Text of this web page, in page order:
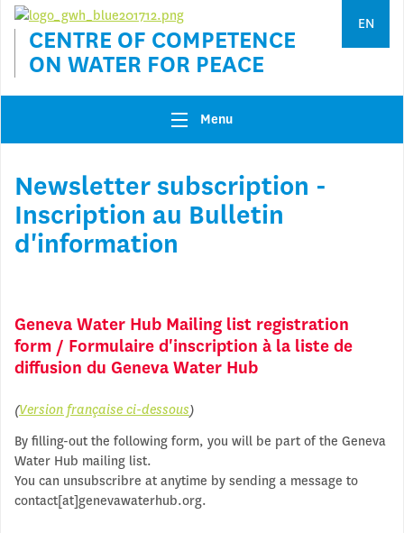
Jump to navigation
CENTRE OF COMPETENCE
ON WATER FOR PEACE
EN
Menu
Newsletter subscription -
Inscription au Bulletin
d'information
Geneva Water Hub Mailing list registration
form / Formulaire d'inscription à la liste de
diffusion du Geneva Water Hub
(Version française ci-dessous)
By filling-out the following form, you will be part of the Geneva
Water Hub mailing list.
You can unsubscribre at anytime by sending a message to
contact[at]genevawaterhub.org.